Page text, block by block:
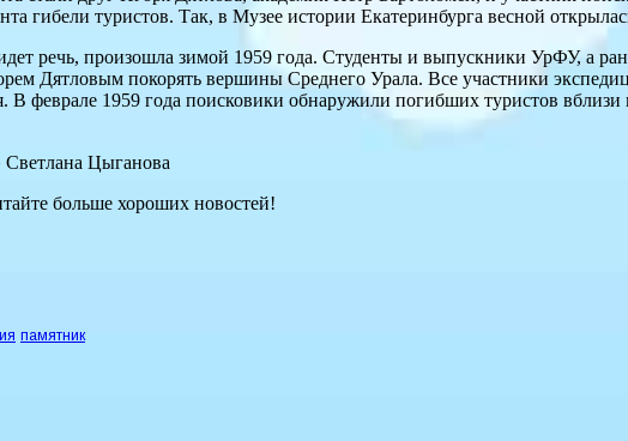
гибели туристов. Так, в Музее истории Екатеринбурга весной
речь, произошла зимой 1959 года. Студенты и выпускники УрФУ, а
Дятловым покорять вершины Среднего Урала. Все участники
В феврале 1959 года поисковики обнаружили погибших туристов
Светлана Цыганова
больше хороших новостей!
памятник